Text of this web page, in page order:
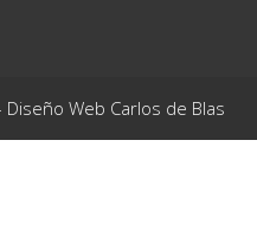
Diseño Web Carlos de Blas